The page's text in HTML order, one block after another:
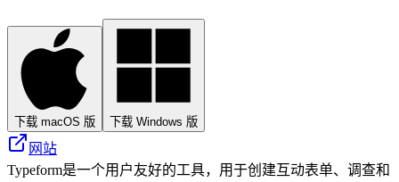
下载 macOS 版 下载 Windows 版
网站
Typeform是一个用户友好的工具，用于创建互动表单、调查和